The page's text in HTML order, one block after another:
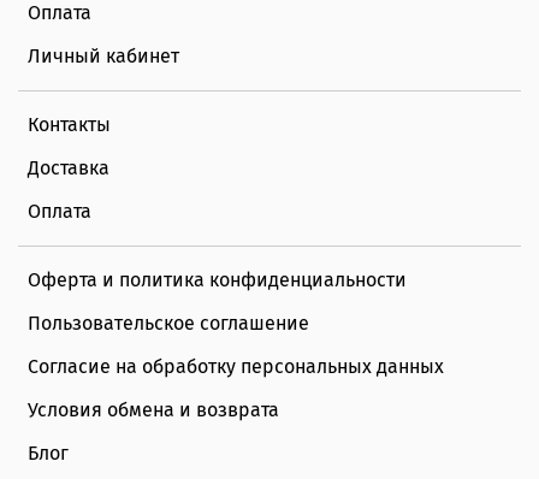
Оплата
Личный кабинет
Контакты
Доставка
Оплата
Оферта и политика конфиденциальности
Пользовательское соглашение
Согласие на обработку персональных данных
Условия обмена и возврата
Блог